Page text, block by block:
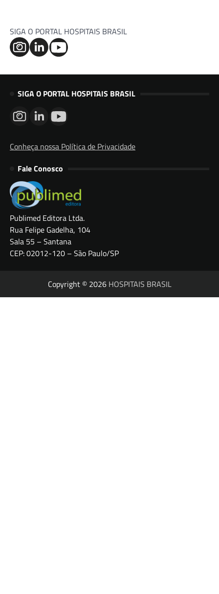
SIGA O PORTAL HOSPITAIS BRASIL
SIGA O PORTAL HOSPITAIS BRASIL
Conheça nossa Política de Privacidade
Fale Conosco
Publimed Editora Ltda.
Rua Felipe Gadelha, 104
Sala 55 – Santana
CEP: 02012-120 – São Paulo/SP
Copyright © 2026 HOSPITAIS BRASIL